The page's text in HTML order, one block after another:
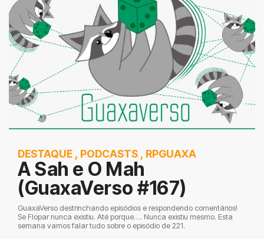
DESTAQUE , PODCASTS , RPGUAXA
A Sah e O Mah
(GuaxaVerso #167)
GuaxaVerso destrinchando episódios e respondendo comentários!
Se Flopar nunca existiu. Até porque…. Nunca existiu mesmo. Esta
semana vamos falar tudo sobre o episódio de 221.